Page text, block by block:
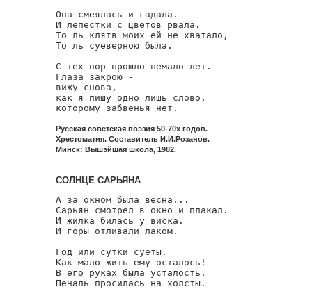
Она смеялась и гадала.
И лепестки с цветов рвала.
То ль клятв моих ей не хватало,
То ль суеверною была.
С тех пор прошло немало лет.
Глаза закрою -
вижу снова,
как я пишу одно лишь слово,
которому забвенья нет.
Русская советская поэзия 50-70х годов.
Хрестоматия. Составитель И.И.Розанов.
Минск: Вышэйшая школа, 1982.
СОЛНЦЕ САРЬЯНА
А за окном была весна...
Сарьян смотрел в окно и плакал.
И жилка билась у виска.
И горы отливали лаком.
Год или сутки суеты.
Как мало жить ему осталось!
В его руках была усталость.
Печаль просилась на холсты.